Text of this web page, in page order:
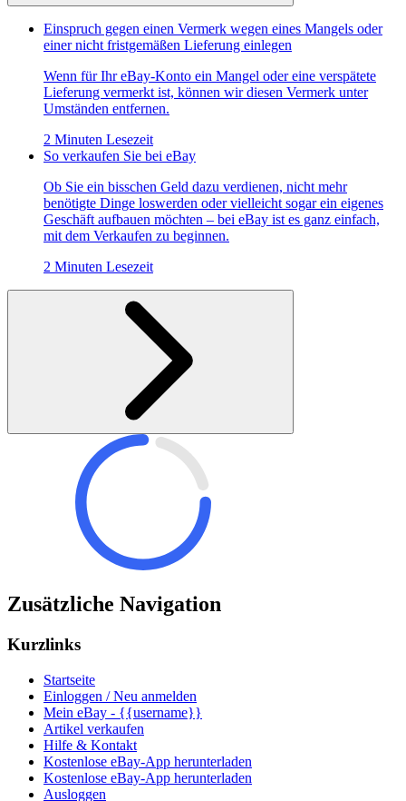
Einspruch gegen einen Vermerk wegen eines Mangels oder
einer nicht fristgemäßen Lieferung einlegen
Wenn für Ihr eBay-Konto ein Mangel oder eine verspätete
Lieferung vermerkt ist, können wir diesen Vermerk unter
Umständen entfernen.
2 Minuten Lesezeit
So verkaufen Sie bei eBay
Ob Sie ein bisschen Geld dazu verdienen, nicht mehr
benötigte Dinge loswerden oder vielleicht sogar ein eigenes
Geschäft aufbauen möchten – bei eBay ist es ganz einfach,
mit dem Verkaufen zu beginnen.
2 Minuten Lesezeit
Zusätzliche Navigation
Kurzlinks
Startseite
Einloggen / Neu anmelden
Mein eBay - {{username}}
Artikel verkaufen
Hilfe & Kontakt
Kostenlose eBay-App herunterladen
Kostenlose eBay-App herunterladen
Ausloggen